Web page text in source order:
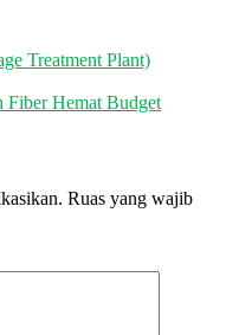
Treatment Plant)
Fiber Hemat Budget
Ruas yang wajib